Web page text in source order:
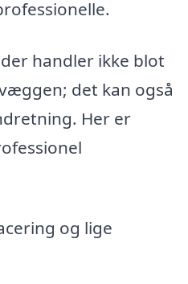
handler ikke blot
det kan også
Her er
og lige